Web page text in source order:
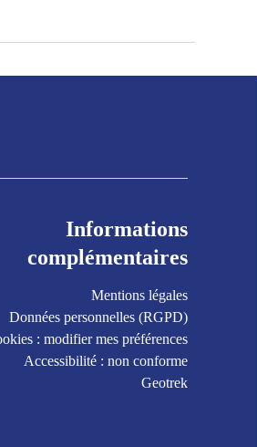
Informations
complémentaires
Mentions légales
Données personnelles (RGPD)
: modifier mes préférences
Accessibilité : non conforme
Geotrek